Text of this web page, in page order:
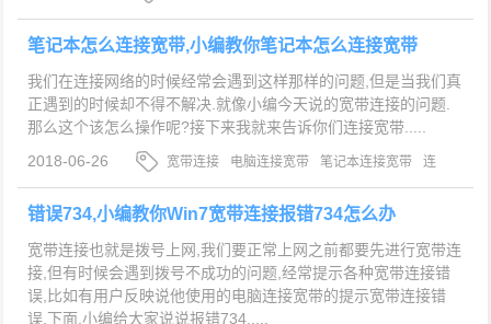
用
笔记本怎么连接宽带,小编教你笔记本怎么连接宽带
我们在连接网络的时候经常会遇到这样那样的问题,但是当我们真
正遇到的时候却不得不解决.就像小编今天说的宽带连接的问题.
那么这个该怎么操作呢?接下来我就来告诉你们连接宽带.....
2018-06-26
宽带连接 电脑连接宽带 笔记本连接宽带
连
接宽带
错误734,小编教你Win7宽带连接报错734怎么办
宽带连接也就是拨号上网,我们要正常上网之前都要先进行宽带连
接,但有时候会遇到拨号不成功的问题,经常提示各种宽带连接错
误,比如有用户反映说他使用的电脑连接宽带的提示宽带连接错
误,下面,小编给大家说说报错734.....